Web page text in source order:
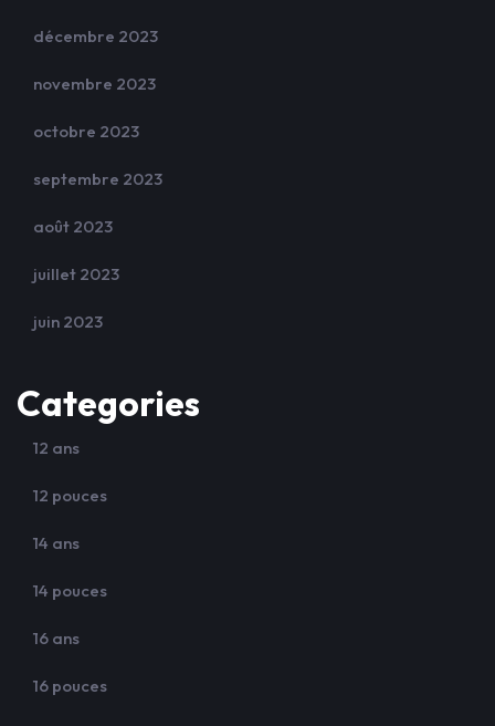
décembre 2023
novembre 2023
octobre 2023
septembre 2023
août 2023
juillet 2023
juin 2023
Categories
12 ans
12 pouces
14 ans
14 pouces
16 ans
16 pouces